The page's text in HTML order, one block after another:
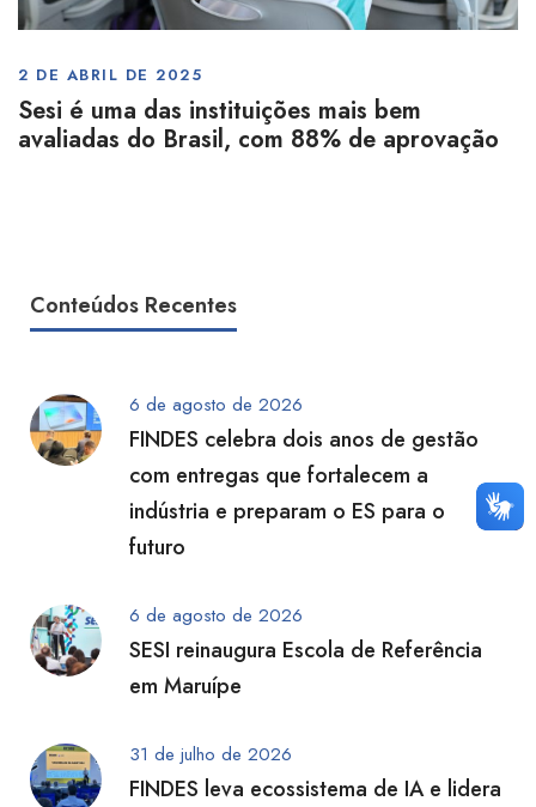
2 DE ABRIL DE 2025
Sesi é uma das instituições mais bem
avaliadas do Brasil, com 88% de aprovação
Conteúdos Recentes
6 de agosto de 2026
FINDES celebra dois anos de gestão
com entregas que fortalecem a
indústria e preparam o ES para o
futuro
6 de agosto de 2026
SESI reinaugura Escola de Referência
em Maruípe
31 de julho de 2026
FINDES leva ecossistema de IA e lidera